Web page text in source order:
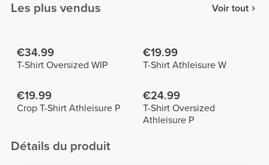
Les plus vendus Voir tout
€34.99
T-Shirt Oversized WIP
€19.99
T-Shirt Athleisure W
€19.99
Crop T-Shirt Athleisure P
€24.99
T-Shirt Oversized
Athleisure P
Détails du produit